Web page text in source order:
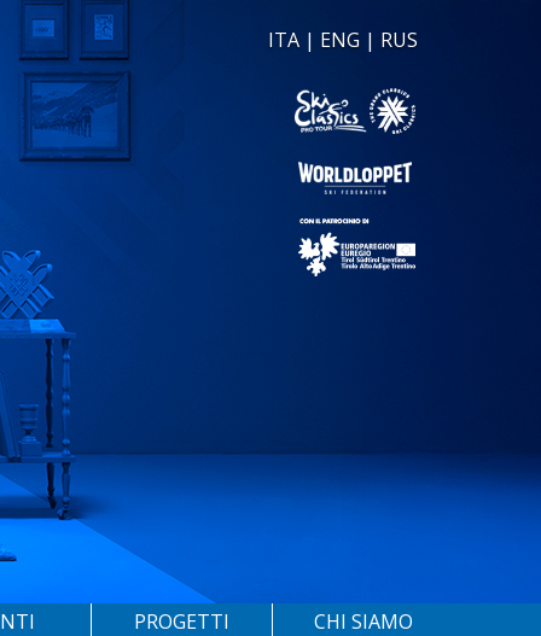
ITA | ENG | RUS
PROGETTI CHI SIAMO